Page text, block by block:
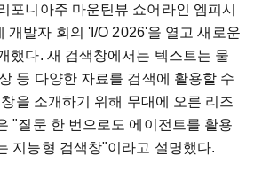
포니아주 마운틴뷰 쇼어라인 엠피시
개발자 회의 'I/O 2026'을 열고 새로운
했다. 새 검색창에서는 텍스트는 물
등 다양한 자료를 검색에 활용할 수
을 소개하기 위해 무대에 오른 리즈
"질문 한 번으로도 에이전트를 활용
지능형 검색창"이라고 설명했다.